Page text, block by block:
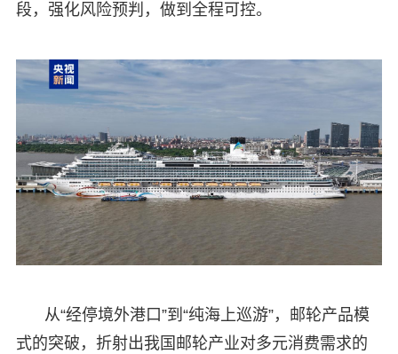
段，强化风险预判，做到全程可控。
从“经停境外港口”到“纯海上巡游”，邮轮产品模
式的突破，折射出我国邮轮产业对多元消费需求的